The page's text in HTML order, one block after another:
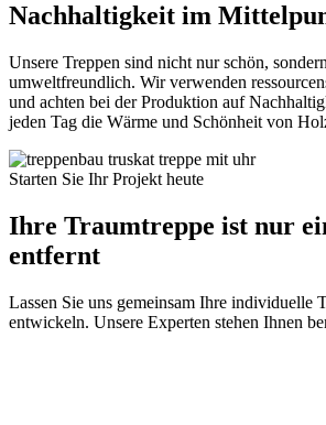
Nachhaltigkeit im
Unsere Treppen sind nicht nur schön,
umweltfreundlich. Wir verwenden
und achten bei der Produktion auf
jeden Tag die Wärme und Schönheit von
Starten Sie Ihr Projekt heute
Ihre Traumtreppe ist nur
entfernt
Lassen Sie uns gemeinsam Ihre individuelle
entwickeln. Unsere Experten stehen Ihnen